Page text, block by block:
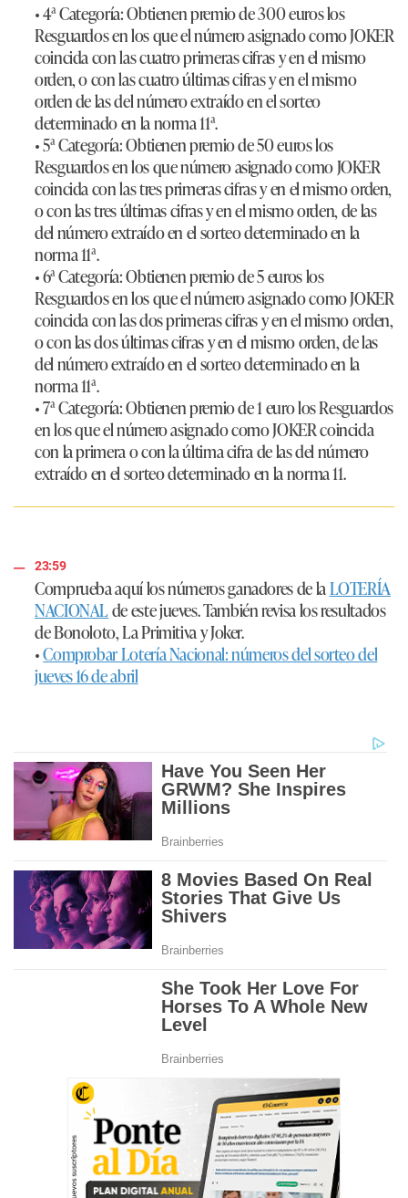
• 4ª Categoría:Obtienen premio de 300 euros los
Resguardos en los que el número asignado como JOKER
coincida con las cuatro primeras cifras y en el mismo
orden, o con las cuatro últimas cifras y en el mismo
orden de las del número extraído en el sorteo
determinado en la norma 11ª.
• 5ª Categoría:Obtienen premio de 50 euros los
Resguardos en los que número asignado como JOKER
coincida con las tres primeras cifras y en el mismo orden,
o con las tres últimas cifras y en el mismo orden, de las
del número extraído en el sorteo determinado en la
norma 11ª.
• 6ª Categoría:Obtienen premio de 5 euros los
Resguardos en los que el número asignado como JOKER
coincida con las dos primeras cifras y en el mismo orden,
o con las dos últimas cifras y en el mismo orden, de las
del número extraído en el sorteo determinado en la
norma 11ª.
• 7ª Categoría:Obtienen premio de 1 euro los Resguardos
en los que el número asignado como JOKER coincida
con la primera o con la última cifra de las del número
extraído en el sorteo determinado en la norma 11.
23:59
Comprueba aquí los números ganadores de laLOTERÍA
NACIONALde este jueves. También revisa los resultados
de Bonoloto, La Primitiva y Joker.
•Comprobar Lotería Nacional: números del sorteo del
jueves 16 de abril